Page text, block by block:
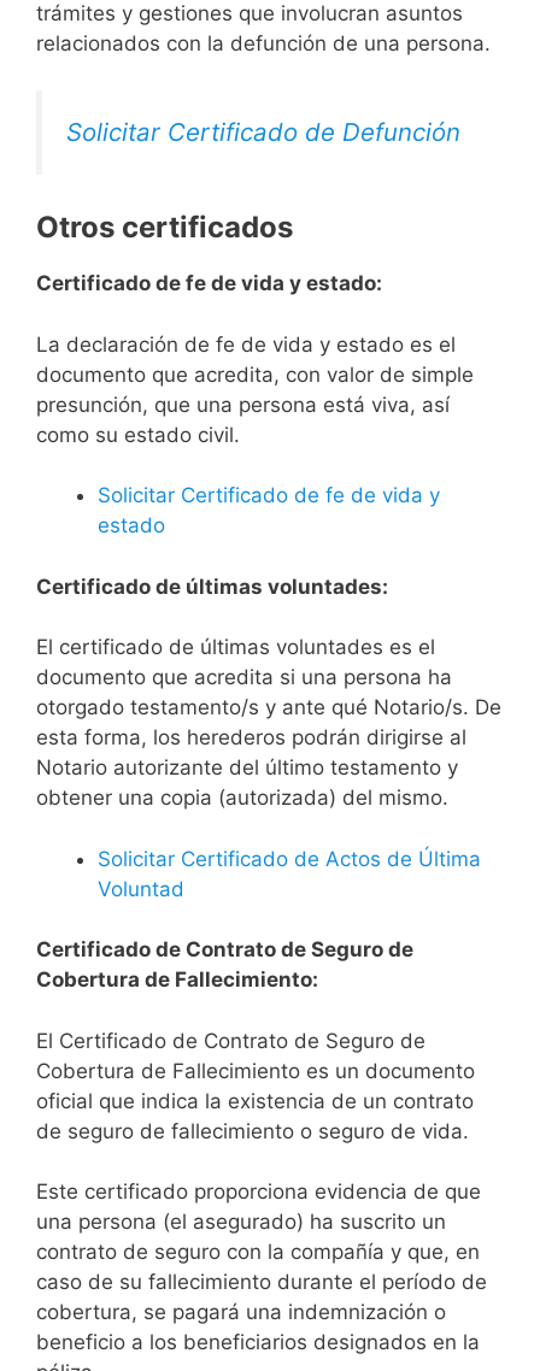
trámites y gestiones que involucran asuntos
relacionados con la defunción de una persona.
Solicitar Certificado de Defunción
Otros certificados
Certificado de fe de vida y estado:
La declaración de fe de vida y estado es el
documento que acredita, con valor de simple
presunción, que una persona está viva, así
como su estado civil.
Solicitar Certificado de fe de vida y
estado
Certificado de últimas voluntades:
El certificado de últimas voluntades es el
documento que acredita si una persona ha
otorgado testamento/s y ante qué Notario/s. De
esta forma, los herederos podrán dirigirse al
Notario autorizante del último testamento y
obtener una copia (autorizada) del mismo.
Solicitar Certificado de Actos de Última
Voluntad
Certificado de Contrato de Seguro de
Cobertura de Fallecimiento:
El Certificado de Contrato de Seguro de
Cobertura de Fallecimiento es un documento
oficial que indica la existencia de un contrato
de seguro de fallecimiento o seguro de vida.
Este certificado proporciona evidencia de que
una persona (el asegurado) ha suscrito un
contrato de seguro con la compañía y que, en
caso de su fallecimiento durante el período de
cobertura, se pagará una indemnización o
beneficio a los beneficiarios designados en la